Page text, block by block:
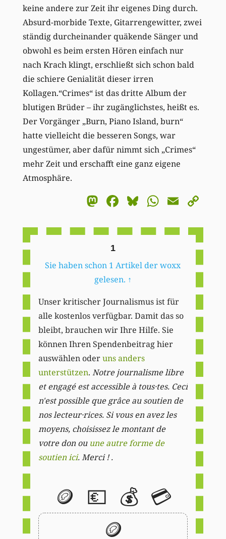
keine andere zur Zeit ihr eigenes Ding durch.
Absurd-morbide Texte, Gitarrengewitter, zwei
ständig durcheinander quäkende Sänger und
obwohl es beim ersten Hören einfach nur
nach Krach klingt, erschließt sich schon bald
die schiere Genialität dieser irren
Kollagen.“Crimes“ ist das dritte Album der
blutigen Brüder – ihr zugänglichstes, heißt es.
Der Vorgänger „Burn, Piano Island, burn“
hatte vielleicht die besseren Songs, war
ungestümer, aber dafür nimmt sich „Crimes“
mehr Zeit und erschafft eine ganz eigene
Atmosphäre.
Mastodon
Facebook
BlueskyEmail
1
Sie haben schon 1 Artikel der woxx
gelesen. ↑
Unser kritischer Journalismus ist für
alle kostenlos verfügbar. Damit das so
bleibt, brauchen wir Ihre Hilfe. Sie
können Ihren Spendenbeitrag hier
auswählen oderuns anders
unterstützen. Notre journalisme libre
et engagé est accessible à tous·tes. Ceci
n'est possible que grâce au soutien de
nos lecteur·rices. Si vous en avez les
moyens, choisissez le montant de
votre don ou une autre forme de
soutien ici. Merci ! .
🪙 💶 💰 💳
🪙